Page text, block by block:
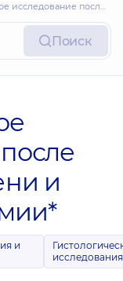
после Резекции печени и гемигепатэктомии*
Поиск
и
и
исследования